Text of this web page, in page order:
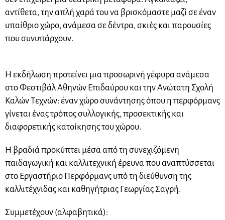
αντίθετα, την απλή χαρά του να βρισκόμαστε μαζί σε έναν
υπαίθριο χώρο, ανάμεσα σε δέντρα, σκιές και παρουσίες
που συνυπάρχουν.
Η εκδήλωση προτείνει μια προσωρινή γέφυρα ανάμεσα
στο Φεστιβάλ Αθηνών Επιδαύρου και την Ανώτατη Σχολή
Καλών Τεχνών: έναν χώρο συνάντησης όπου η περφόρμανς
γίνεται ένας τρόπος συλλογικής, προσεκτικής και
διαφορετικής κατοίκησης του χώρου.
Η βραδιά προκύπτει μέσα από τη συνεχιζόμενη
παιδαγωγική και καλλιτεχνική έρευνα που αναπτύσσεται
στο Εργαστήριο Περφόρμανς υπό τη διεύθυνση της
καλλιτέχνιδας και καθηγήτριας Γεωργίας Σαγρή.
Συμμετέχουν (αλφαβητικά):